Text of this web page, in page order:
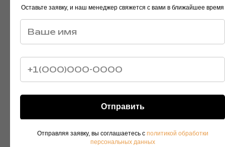
Оставьте заявку, и наш менеджер свяжется с вами в ближайшее время
Отправить
Отправляя заявку, вы соглашаетесь с политикой обработки
персональных данных
Любой опасный тип груза требует строгого соблюдения условий
перевозки, обязательной маркировки и контроля. Маркировка грузов
позволяет своевременно определить степень опасности при погрузке
и транспортировке.
Скоропортящиеся и
специфические грузы
К отдельной категории относят скоропортящийся груз и продукты
питания. Здесь важны температура, время перевозки и соблюдение
условий хранения. Такие грузы могут перевозиться только при строгом